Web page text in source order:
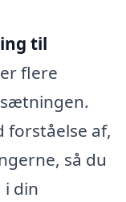
til
flere
forståelse af,
så du
din